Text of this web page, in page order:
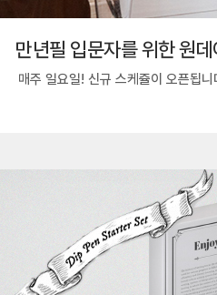
만년필 입문자를 위한 원
매주 일요일! 신규 스케쥴이 오픈됩